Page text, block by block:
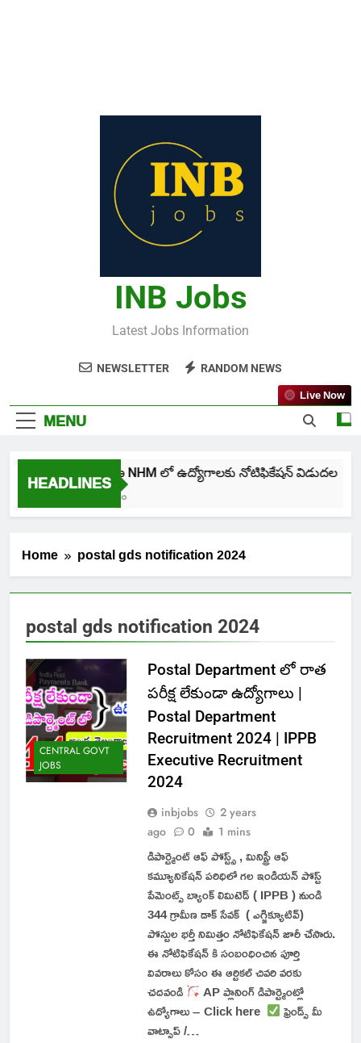
INB Jobs
Latest Jobs Information
NEWSLETTER RANDOM NEWS
MENU
Live Now
HEADLINES
తెలంగాణ NHM లో ఉద్యోగాలకు నోటిఫికేషన్ విడుదల
Home postal gds notification 2024
postal gds notification 2024
CENTRAL GOVT
JOBS
Postal Department లో రాత
పరీక్ష లేకుండా ఉద్యోగాలు |
Postal Department
Recruitment 2024 | IPPB
Executive Recruitment
2024
inbjobs
2 years
ago
0 1 mins
డిపార్ట్మెంట్ ఆఫ్ పోస్ట్స్ , మినిస్ట్రీ ఆఫ్
కమ్యూనికేషన్ పరిధిలో గల ఇండియన్ పోస్ట్
పేమెంట్స్ బ్యాంక్ లిమిటెడ్ ( IPPB ) నుండి
344 గ్రామీణ డాక్ సేవక్ ( ఎగ్జిక్యూటివ్)
పోస్టుల భర్తీ నిమిత్తం నోటిఫికేషన్ జారీ చేసారు.
ఈ నోటిఫికేషన్ కి సంబంధించిన పూర్తి
వివరాలు కోసం ఈ ఆర్టికల్ చివరి వరకు
చదవండి
AP ప్లానింగ్ డిపార్ట్మెంట్లో
ఉద్యోగాలు – Click here
ఫ్రెండ్స్ మీ
వాట్సాప్ /…